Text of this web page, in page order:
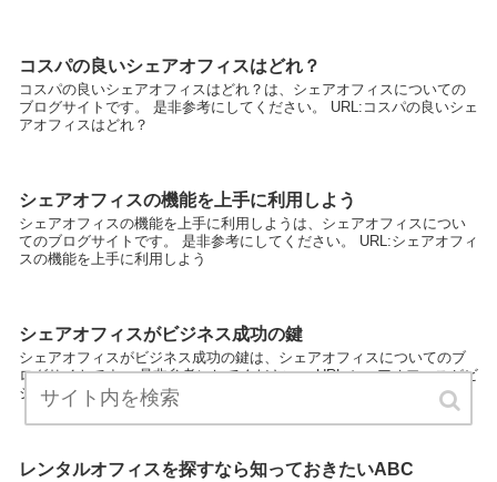
コスパの良いシェアオフィスはどれ？
コスパの良いシェアオフィスはどれ？は、シェアオフィスについての
ブログサイトです。 是非参考にしてください。 URL:コスパの良いシェ
アオフィスはどれ？
シェアオフィスの機能を上手に利用しよう
シェアオフィスの機能を上手に利用しようは、シェアオフィスについ
てのブログサイトです。 是非参考にしてください。 URL:シェアオフィ
スの機能を上手に利用しよう
シェアオフィスがビジネス成功の鍵
シェアオフィスがビジネス成功の鍵は、シェアオフィスについてのブ
ログサイトです。 是非参考にしてください。 URL:シェアオフィスがビ
ジネス成功の鍵
レンタルオフィスを探すなら知っておきたいABC